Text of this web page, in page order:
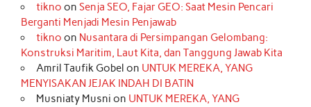
tikno on Senja SEO, Fajar GEO: Saat Mesin Pencari
Berganti Menjadi Mesin Penjawab
tikno on Nusantara di Persimpangan Gelombang:
Konstruksi Maritim, Laut Kita, dan Tanggung Jawab Kita
Amril Taufik Gobel on UNTUK MEREKA, YANG
MENYISAKAN JEJAK INDAH DI BATIN
Musniaty Musni on UNTUK MEREKA, YANG